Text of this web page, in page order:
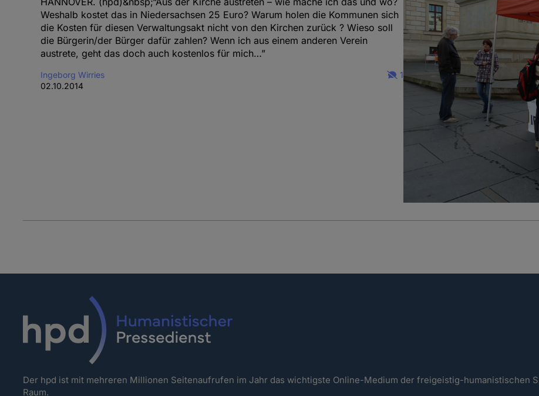
Weshalb kostet das in Niedersachsen 25 Euro? Warum holen die Kommunen sich
die Kosten für diesen Verwaltungsakt nicht von den Kirchen zurück ? Wieso soll
die Bürgerin/der Bürger dafür zahlen? Wenn ich aus einem anderen Verein
austrete, geht das doch auch kostenlos für mich…”
Ingeborg Wirries
02.10.2014
1
Der hpd ist mit mehreren Millionen Seitenaufrufen im Jahr das wichtigste Online-Medium der freigeistig-humanistischen
Raum.